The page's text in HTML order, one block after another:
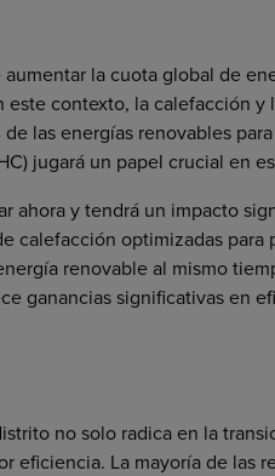
la cuota global de
contexto, la calefacción y
las energías renovables
jugará un papel crucial en
ahora y tendrá un impacto
calefacción optimizadas para
renovable al mismo
ganancias significativas en
no solo radica en la
eficiencia. La mayoría de las